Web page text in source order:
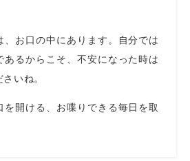
、お口の中にあります。自分では
あるからこそ、不安になった時は
いね。
を開ける、お喋りできる毎日を取